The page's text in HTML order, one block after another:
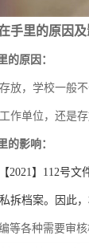
手里的原因
的原因：
放，学校一般
作单位，还是存
的影响：
2021】112号文
拆档案。因此
等各种需要审